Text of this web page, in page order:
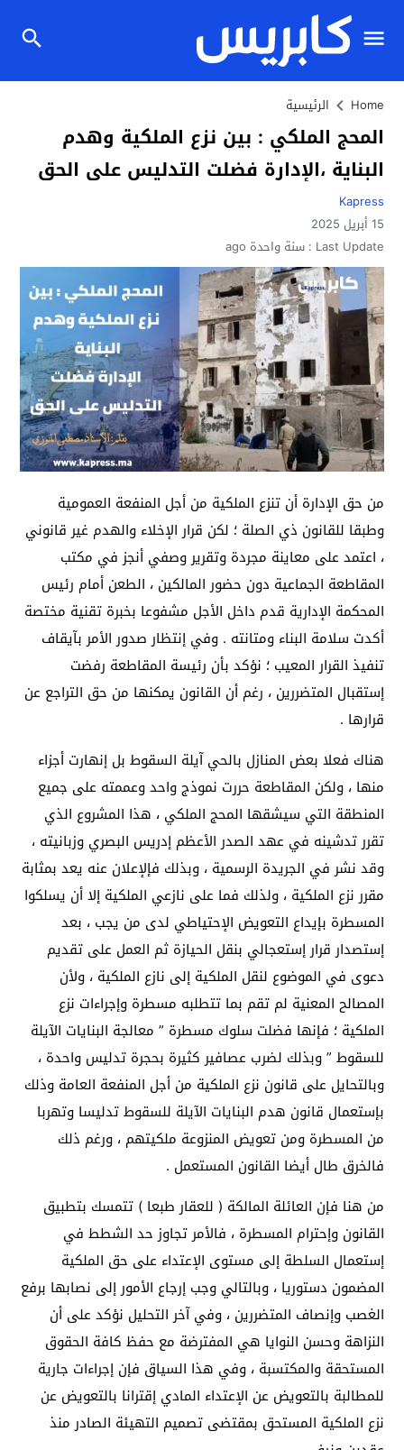
Home الرئيسية
المحج الملكي : بين نزع الملكية وهدم
البناية ،الإدارة فضلت التدليس على الحق
Kapress
15 أبريل 2025
Last Update : سنة واحدة ago
من حق الإدارة أن تنزع الملكية من أجل المنفعة العمومية
وطبقا للقانون ذي الصلة ؛ لكن قرار الإخلاء والهدم غير قانوني
، اعتمد على معاينة مجردة وتقرير وصفي أنجز في مكتب
المقاطعة الجماعية دون حضور المالكين ، الطعن أمام رئيس
المحكمة الإدارية قدم داخل الأجل مشفوعا بخبرة تقنية مختصة
أكدت سلامة البناء ومتانته . وفي إنتظار صدور الأمر بآيقاف
تنفيذ القرار المعيب ؛ نؤكد بأن رئيسة المقاطعة رفضت
إستقبال المتضررين ، رغم أن القانون يمكنها من حق التراجع عن
قرارها .
هناك فعلا بعض المنازل بالحي آيلة السقوط بل إنهارت أجزاء
منها ، ولكن المقاطعة حررت نموذج واحد وعممته على جميع
المنطقة التي سيشقها المحج الملكي ، هذا المشروع الذي
تقرر تدشينه في عهد الصدر الأعظم إدريس البصري وزبانيته ،
وقد نشر في الجريدة الرسمية ، وبذلك فإلإعلان عنه يعد بمثابة
مقرر نزع الملكية ، ولذلك فما على نازعي الملكية إلا أن يسلكوا
المسطرة بإيداع التعويض الإحتياطي لدى من يجب ، بعد
إستصدار قرار إستعجالي بنقل الحيازة ثم العمل على تقديم
دعوى في الموضوع لنقل الملكية إلى نازع الملكية ، ولأن
المصالح المعنية لم تقم بما تتطلبه مسطرة وإجراءات نزع
الملكية ؛ فإنها فضلت سلوك مسطرة ” معالجة البنايات الآيلة
للسقوط ” وبذلك لضرب عصافير كثيرة بحجرة تدليس واحدة ،
وبالتحايل على قانون نزع الملكية من أجل المنفعة العامة وذلك
بإستعمال قانون هدم البنايات الآيلة للسقوط تدليسا وتهربا
من المسطرة ومن تعويض المنزوعة ملكيتهم ، ورغم ذلك
فالخرق طال أيضا القانون المستعمل .
من هنا فإن العائلة المالكة ( للعقار طبعا ) تتمسك بتطبيق
القانون وإحترام المسطرة ، فالأمر تجاوز حد الشطط في
إستعمال السلطة إلى مستوى الإعتداء على حق الملكية
المضمون دستوريا ، وبالتالي وجب إرجاع الأمور إلى نصابها برفع
الغصب وإنصاف المتضررين ، وفي آخر التحليل نؤكد على أن
النزاهة وحسن النوايا هي المفترضة مع حفظ كافة الحقوق
المستحقة والمكتسبة ، وفي هذا السياق فإن إجراءات جارية
للمطالبة بالتعويض عن الإعتداء المادي إقترانا بالتعويض عن
نزع الملكية المستحق بمقتضى تصميم التهيئة الصادر منذ